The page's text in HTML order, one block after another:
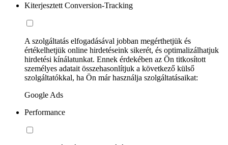
Kiterjesztett Conversion-Tracking
A szolgáltatás elfogadásával jobban megérthetjük és
értékelhetjük online hirdetéseink sikerét, és optimalizálhatjuk
hirdetési kínálatunkat. Ennek érdekében az Ön titkosított
személyes adatait összehasonlítjuk a következő külső
szolgáltatókkal, ha Ön már használja szolgáltatásaikat:
Google Ads
Performance